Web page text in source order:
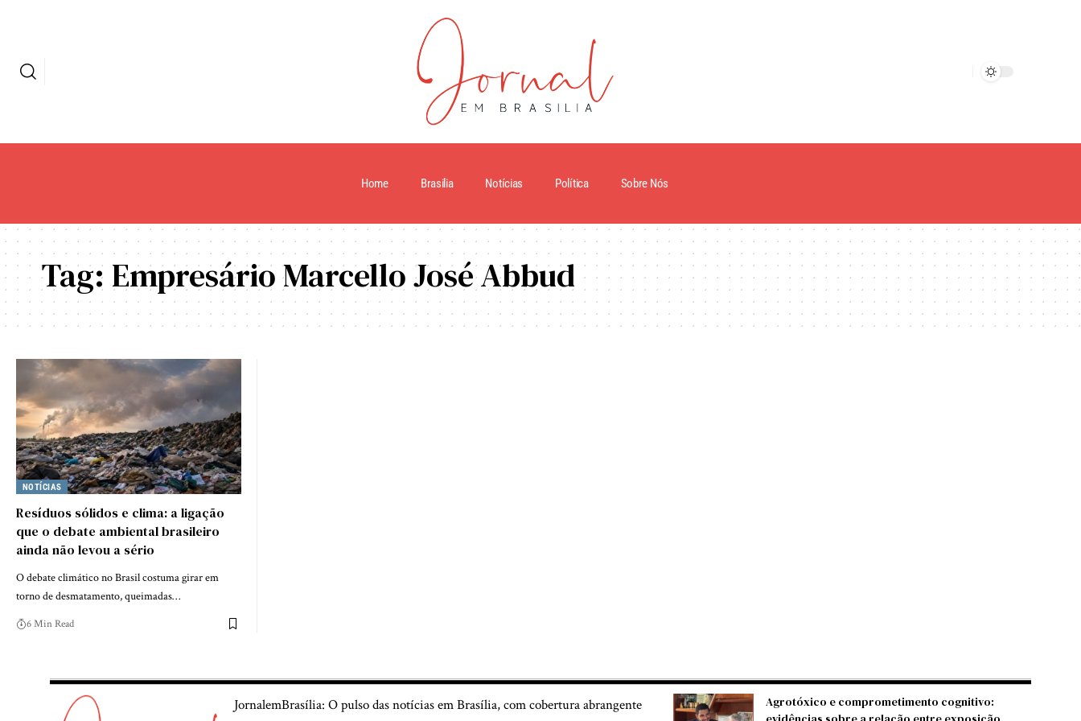
Home Brasilia Notícias Política Sobre Nós
Tag: Empresário Marcello José Abbud
NOTÍCIAS
Resíduos sólidos e clima: a ligação
que o debate ambiental brasileiro
ainda não levou a sério
O debate climático no Brasil costuma girar em
torno de desmatamento, queimadas…
6 Min Read
JornalemBrasília: O pulso das notícias em Brasília, com cobertura abrangente
Agrotóxico e comprometimento cognitivo: